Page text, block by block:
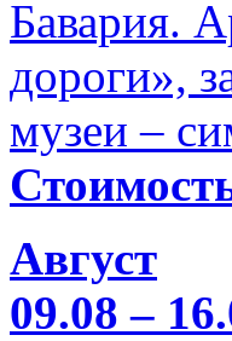
Бавария.
дороги»,
музеи –
Август
09.08 –